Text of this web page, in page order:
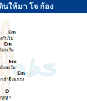
ให้มา โจ ก้อง